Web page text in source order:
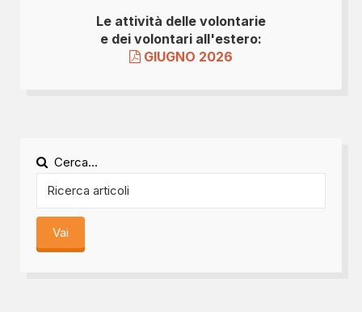
Le attività delle volontarie
e dei volontari all'estero:
GIUGNO 2026
Cerca...
Vai